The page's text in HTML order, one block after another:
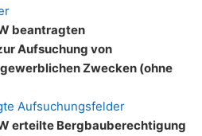
beantragten
Aufsuchung von
Zwecken (ohne
Aufsuchungsfelder
erteilte Bergbauberechtigung